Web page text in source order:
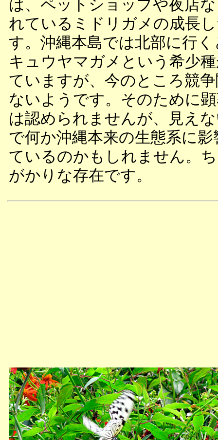
は、ペットショップや夜店
れているミドリガメの成長
す。沖縄本島では北部に行
キュウヤマガメという希少
ていますが、今のところ競
ないようです。そのために
は認められませんが、見え
で何か沖縄本来の生態系に影
ているのかもしれません。
がかりな存在です。